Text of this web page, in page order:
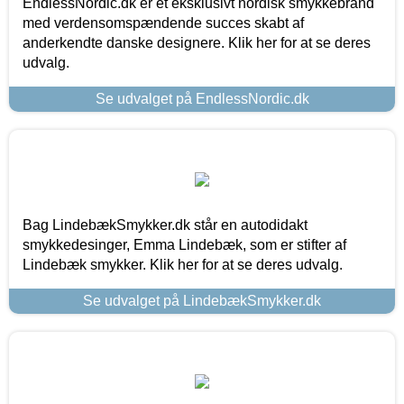
med verdensomspændende succes skabt af
anderkendte danske designere. Klik her for at se deres
udvalg.
Se udvalget på EndlessNordic.dk
Bag LindebækSmykker.dk står en autodidakt
smykkedesinger, Emma Lindebæk, som er stifter af
Lindebæk smykker. Klik her for at se deres udvalg.
Se udvalget på LindebækSmykker.dk